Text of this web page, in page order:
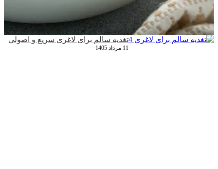
تغذیه سالم برای لاغری سریع و اصولی
11 مرداد 1405